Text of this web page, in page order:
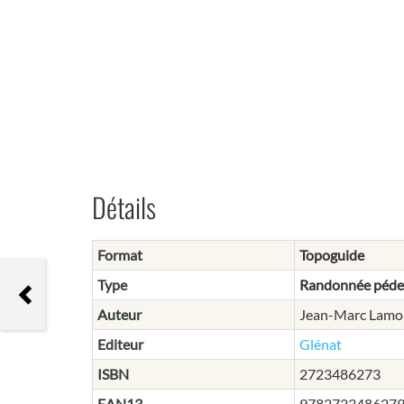
Détails
Format
Topoguide
Type
Randonnée
Auteur
Jean-Marc
Editeur
Glénat
ISBN
2723486273
Bornes et Aravis, les plus belles
randonnées